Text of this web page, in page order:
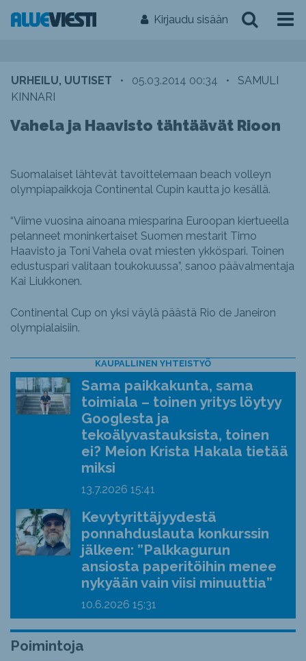
Kirjaudu sisään
URHEILU, UUTISET • 05.03.2014 00:34 •
SAMULI
KINNARI
Vahela ja Haavisto tähtäävät Rioon
Suomalaiset lähtevät tavoittelemaan beach volleyn
olympiapaikkoja Continental Cupin kautta jo kesällä.
“Viime vuosina ainoana miesparina Euroopan kiertueella
pelanneet moninkertaiset Suomen mestarit Timo
Haavisto ja Toni Vahela ovat miesten ykköspari. Toinen
edustuspari valitaan toukokuussa”, sanoo päävalmentaja
Kai Liukkonen.
Continental Cup on yksi väylä päästä Rio de Janeiron
olympialaisiin.
KAUPALLINEN YHTEISTYÖ
Sama paikkakunta, sama
toimiala – toinen yritys löytyy
Googlesta ja
tekoälyvastauksista, toinen
ei? Meion Krista Hakala tietää
miksi
13.7.2026 15:41
Kevytyrittäjyydestä
ponnahduslauta konkurssin
jälkeen: ”Palkkagurun
ansiosta paperitöihin menee
nykyään vain viisi minuuttia”
10.6.2026 15:31
Poimintoja